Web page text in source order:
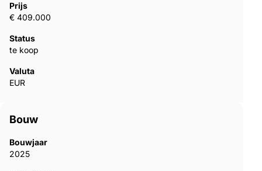
Prijs
€ 409.000
Status
te koop
Valuta
EUR
Bouw
Bouwjaar
2025